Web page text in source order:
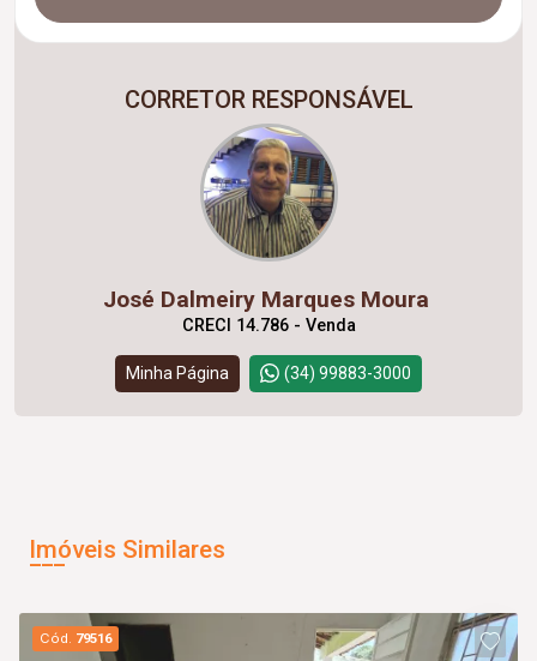
CORRETOR RESPONSÁVEL
José Dalmeiry Marques Moura
CRECI 14.786 - Venda
Minha Página (34) 99883-3000
Imóveis Similares
Cód. 79516